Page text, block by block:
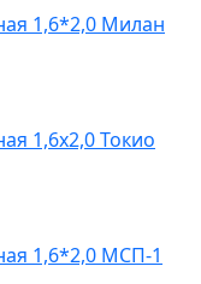
1,6*2,0 Милан
1,6х2,0 Токио
1,6*2,0 МСП-1